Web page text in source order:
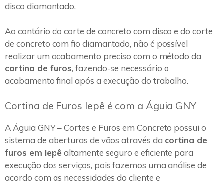
disco diamantado.
Ao contário do corte de concreto com disco e do corte
de concreto com fio diamantado, não é possível
realizar um acabamento preciso com o método da
cortina de furos, fazendo-se necessário o
acabamento final após a execução do trabalho.
Cortina de Furos Iepê é com a Águia GNY
A Águia GNY – Cortes e Furos em Concreto possui o
sistema de aberturas de vãos através da cortina de
furos em Iepê altamente seguro e eficiente para
execução dos serviços, pois fazemos uma análise de
acordo com as necessidades do cliente e